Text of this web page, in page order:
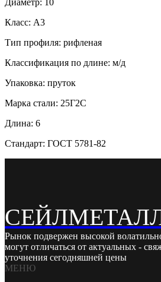
Класс: А3
Тип профиля: рифленая
Классификация по длине: м/д
Упаковка: пруток
Марка стали: 25Г2С
Длина: 6
Стандарт: ГОСТ 5781-82
Рынок подвержен высокой
могут отличаться от актуальных -
уточнения сегодняшней цены
МЕНЮ